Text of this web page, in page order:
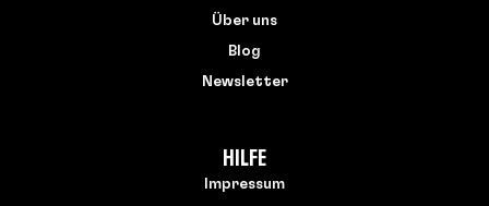
Über uns
Blog
Newsletter
HILFE
Impressum